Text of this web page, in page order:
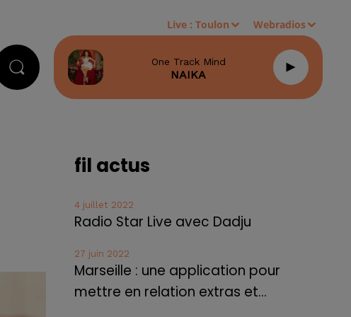
Live :Toulon Webradios
One Track Mind
NAIKA
fil actus
4 juillet 2022
Radio Star Live avec Dadju
27 juin 2022
Marseille : une application pour
mettre en relation extras et...